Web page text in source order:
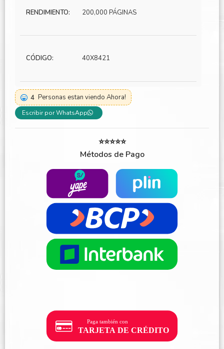
RENDIMIENTO: 200,000 PÁGINAS
CÓDIGO: 40X8421
4 Personas estan viendo Ahora!
Escribir por WhatsApp
⭐⭐⭐⭐⭐
Métodos de Pago